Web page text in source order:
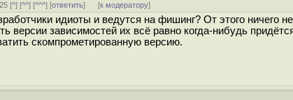
[^] [^^] [^^^] [ответить] [к модератору]
идиоты и ведутся на фишинг? От этого ничего
версии зависимостей их всё равно когда-нибудь
скомпрометированную версию.